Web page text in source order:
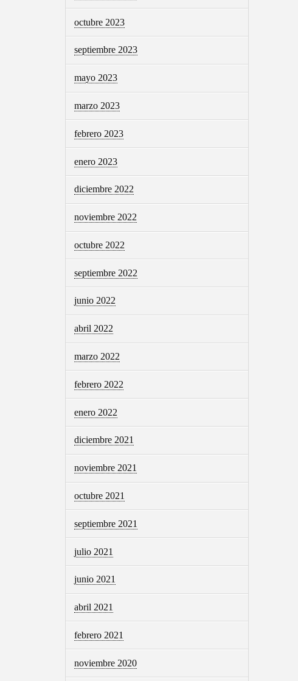
octubre 2023
septiembre 2023
mayo 2023
marzo 2023
febrero 2023
enero 2023
diciembre 2022
noviembre 2022
octubre 2022
septiembre 2022
junio 2022
abril 2022
marzo 2022
febrero 2022
enero 2022
diciembre 2021
noviembre 2021
octubre 2021
septiembre 2021
julio 2021
junio 2021
abril 2021
febrero 2021
noviembre 2020